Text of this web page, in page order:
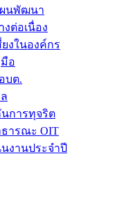
ผนพัฒนา
ต่อเนื่อง
งในองค์กร
อ
บต.
การทุจริต
ธารณะ OIT
งานประจำปี